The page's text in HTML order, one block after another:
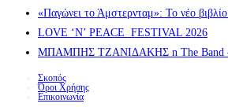
«Παγώνει το Άμστερνταμ»: Το νέο
LOVE ‘N’ PEACE FESTIVAL 2026
ΜΠΑΜΠΗΣ ΤΖΑΝΙΔΑΚΗΣ n The Band –
Σκοπός
Όροι Χρήσης
Επικοινωνία